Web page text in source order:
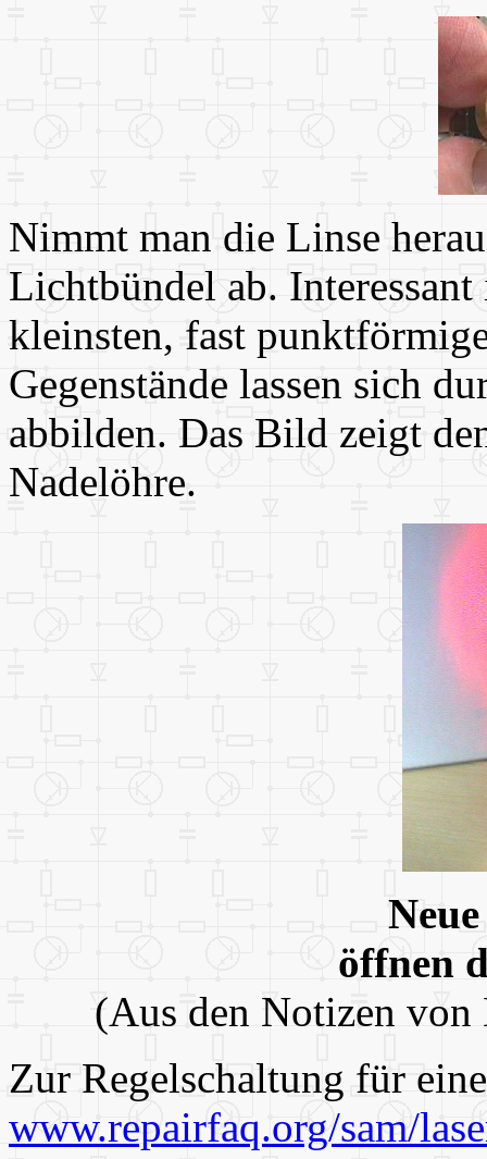
Nimmt man die Linse
Lichtbündel ab. Interessant
kleinsten, fast
Gegenstände lassen sich
abbilden. Das Bild zeigt
Nadelöhre.
öffnen
(Aus den Notizen
Zur Regelschaltung für
www.repairfaq.org/sam/